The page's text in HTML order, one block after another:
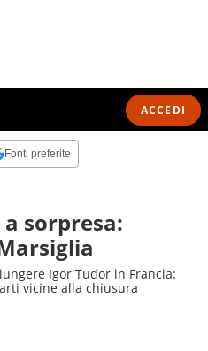
ACCEDI
Fonti preferite
sorpresa:
Igor Tudor in Francia:
vicine alla chiusura